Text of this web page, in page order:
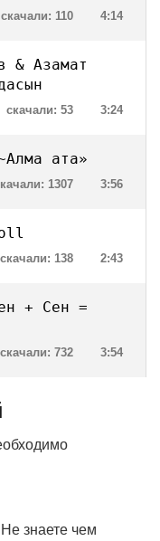
4:14
скачали: 110
& Азамат
3:24
скачали: 53
ата»
3:56
1307
2:43
скачали: 138
+ Сен =
3:54
скачали: 732
знаете чем